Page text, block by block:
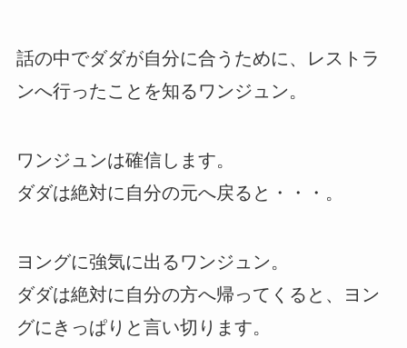
話の中でダダが自分に合うために、レストラ
ンへ行ったことを知るワンジュン。
ワンジュンは確信します。
ダダは絶対に自分の元へ戻ると・・・。
ヨングに強気に出るワンジュン。
ダダは絶対に自分の方へ帰ってくると、ヨン
グにきっぱりと言い切ります。